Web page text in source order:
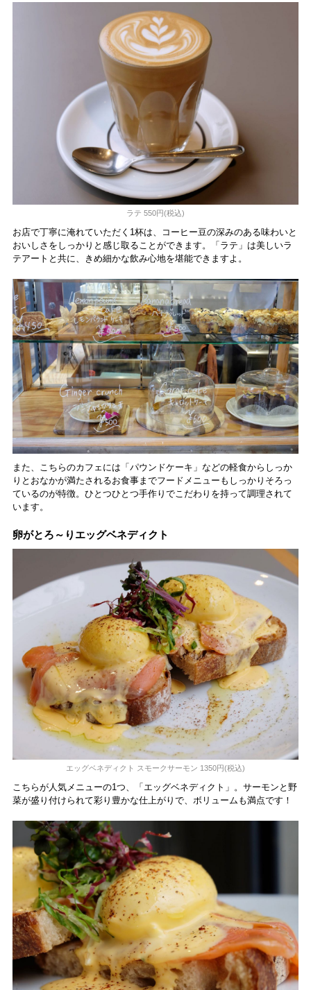
ラテ 550円(税込)
お店で丁寧に淹れていただく1杯は、コーヒー豆の深みのある味わいと
おいしさをしっかりと感じ取ることができます。「ラテ」は美しいラ
テアートと共に、きめ細かな飲み心地を堪能できますよ。
また、こちらのカフェには「パウンドケーキ」などの軽食からしっか
りとおなかが満たされるお食事までフードメニューもしっかりそろっ
ているのが特徴。ひとつひとつ手作りでこだわりを持って調理されて
います。
卵がとろ～りエッグベネディクト
エッグベネディクト スモークサーモン 1350円(税込)
こちらが人気メニューの1つ、「エッグベネディクト」。サーモンと野
菜が盛り付けられて彩り豊かな仕上がりで、ボリュームも満点です！